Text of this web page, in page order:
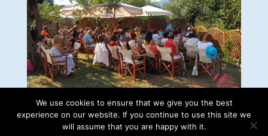
SPIRITUÁLIS ELVONULÁSOK
We use cookies to ensure that we give you the best
experience on our website. If you continue to use this site we
will assume that you are happy with it.